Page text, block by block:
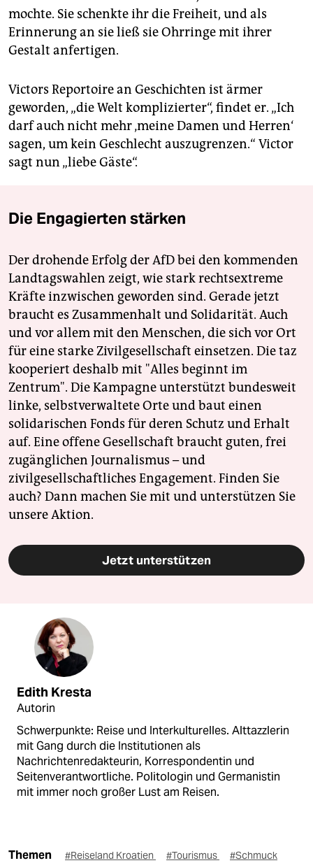
mochte. Sie schenkte ihr die Freiheit, und als
Erinnerung an sie ließ sie Ohrringe mit ihrer
Gestalt anfertigen.
Victors Reportoire an Geschichten ist ärmer
geworden, „die Welt komplizierter“, findet er. „Ich
darf auch nicht mehr ‚meine Damen und Herren‘
sagen, um kein Geschlecht auszugrenzen.“ Victor
sagt nun „liebe Gäste“.
Die Engagierten stärken
Der drohende Erfolg der AfD bei den kommenden
Landtagswahlen zeigt, wie stark rechtsextreme
Kräfte inzwischen geworden sind. Gerade jetzt
braucht es Zusammenhalt und Solidarität. Auch
und vor allem mit den Menschen, die sich vor Ort
für eine starke Zivilgesellschaft einsetzen. Die taz
kooperiert deshalb mit "Alles beginnt im
Zentrum". Die Kampagne unterstützt bundesweit
linke, selbstverwaltete Orte und baut einen
solidarischen Fonds für deren Schutz und Erhalt
auf. Eine offene Gesellschaft braucht guten, frei
zugänglichen Journalismus – und
zivilgesellschaftliches Engagement. Finden Sie
auch? Dann machen Sie mit und unterstützen Sie
unsere Aktion.
Jetzt unterstützen
Edith Kresta
Autorin
Schwerpunkte: Reise und Interkulturelles. Alttazzlerin
mit Gang durch die Institutionen als
Nachrichtenredakteurin, Korrespondentin und
Seitenverantwortliche. Politologin und Germanistin
mit immer noch großer Lust am Reisen.
Themen #Reiseland Kroatien #Tourismus #Schmuck